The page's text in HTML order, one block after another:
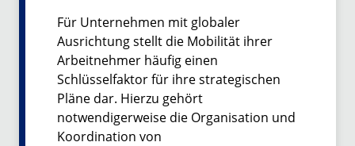
Für Unternehmen mit globaler
Ausrichtung stellt die Mobilität ihrer
Arbeitnehmer häufig einen
Schlüsselfaktor für ihre strategischen
Pläne dar. Hierzu gehört
notwendigerweise die Organisation und
Koordination von